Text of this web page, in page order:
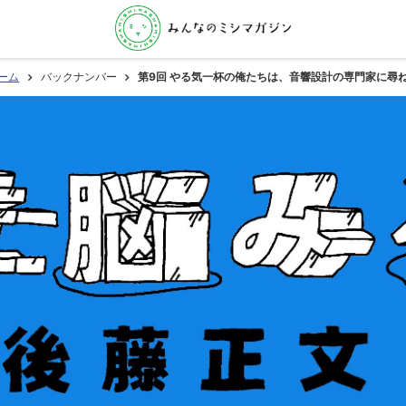
ム バックナンバー 第9回 やる気一杯の俺たちは、音響設計の専門家に尋